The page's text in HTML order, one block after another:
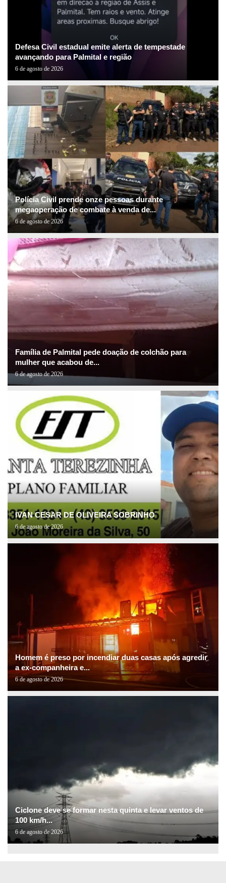
Defesa Civil estadual emite alerta de tempestade
avançando para Palmital e região
6 de agosto de 2026
Polícia Civil prende onze pessoas durante
megaoperação de combate à venda de...
6 de agosto de 2026
Família de Palmital pede doação de colchão para
mulher que acabou de...
6 de agosto de 2026
IVAN CESAR DE OLIVEIRA SOBRINHO
6 de agosto de 2026
Homem é preso por incendiar duas casas após agredir
a ex-companheira e...
6 de agosto de 2026
Ciclone deve se formar nesta quinta e levar ventos de
100 km/h...
6 de agosto de 2026